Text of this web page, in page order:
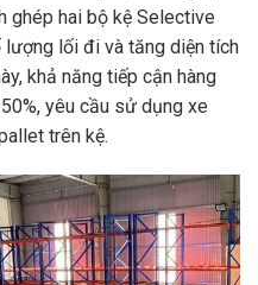
ghép hai bộ kệ Selective
lối đi và tăng diện tích
khả năng tiếp cận hàng
yêu cầu sử dụng xe
trên kệ.